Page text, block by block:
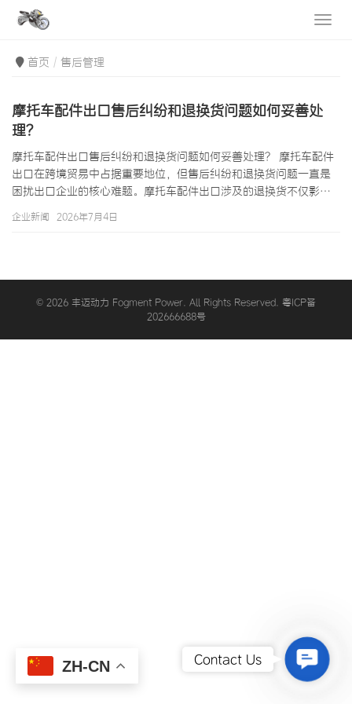
首页 售后管理
摩托车配件出口售后纠纷和退换货问题如何妥善处
理？
摩托车配件出口售后纠纷和退换货问题如何妥善处理？ 摩托车配件
出口在跨境贸易中占据重要地位，但售后纠纷和退换货问题一直是
困扰出口企业的核心难题。摩托车配件出口涉及的退换货不仅影响
出口的售后纠纷和退换货问题，已成为每一个出口企业必须面对的
一、摩托车配件出口售后纠纷的主要类型与成因分析 1.1 售后纠纷的
八大常见类型 摩托车配件…
企业新闻 2026年7月4日
© 2026 丰迈动力 Fogment Power. All Rights Reserved. 粤ICP备
202666688号
ZH-CN
Contact
Contact Us